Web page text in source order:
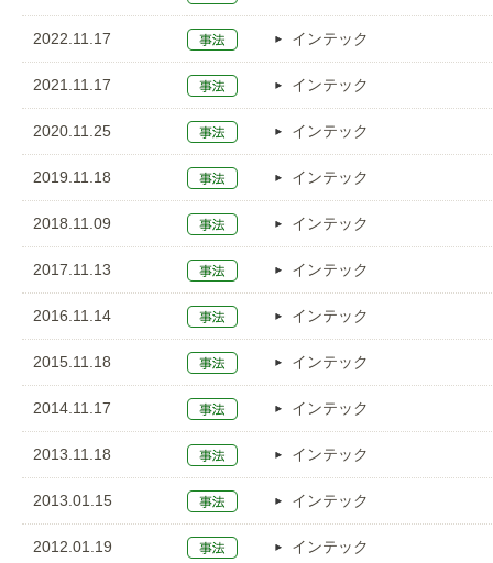
2022.11.17 インテック
2021.11.17 インテック
2020.11.25 インテック
2019.11.18 インテック
2018.11.09 インテック
2017.11.13 インテック
2016.11.14 インテック
2015.11.18 インテック
2014.11.17 インテック
2013.11.18 インテック
2013.01.15 インテック
2012.01.19 インテック